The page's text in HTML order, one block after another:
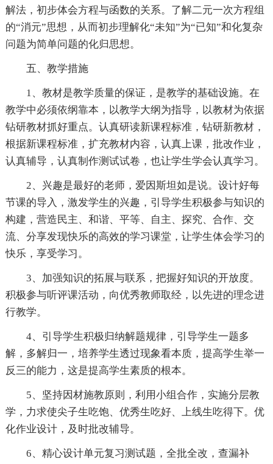
解法，初步体会方程与函数的关系。了解二元一次方程组
的“消元”思想，从而初步理解化“未知”为“已知”和化复杂
问题为简单问题的化归思想。
五、教学措施
1、教材是教学质量的保证，是教学的基础设施。在
教学中必须依纲靠本，以教学大纲为指导，以教材为依据
钻研教材抓好重点。认真研读新课程标准，钻研新教材，
根据新课程标准，扩充教材内容，认真上课，批改作业，
认真辅导，认真制作测试试卷，也让学生学会认真学习。
2、兴趣是最好的老师，爱因斯坦如是说。设计好每
节课的导入，激发学生的兴趣，引导学生积极参与知识的
构建，营造民主、和谐、平等、自主、探究、合作、交
流、分享发现快乐的高效的学习课堂，让学生体会学习的
快乐，享受学习。
3、加强知识的拓展与联系，把握好知识的开放度。
积极参与听评课活动，向优秀教师取经，以先进的理念进
行教学。
4、引导学生积极归纳解题规律，引导学生一题多
解，多解归一，培养学生透过现象看本质，提高学生举一
反三的能力，这是提高学生素质的根本。
5、坚持因材施教原则，利用小组合作，实施分层教
学，力求使尖子生吃饱、优秀生吃好、上线生吃得下。优
化作业设计，及时批改辅导。
6、精心设计单元复习测试题，全批全改，查漏补